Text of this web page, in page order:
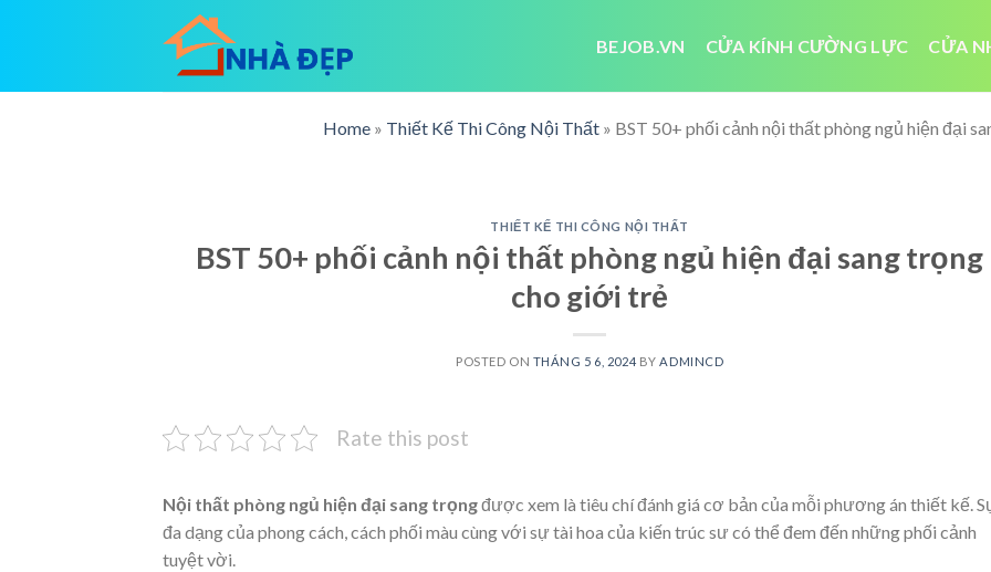
BEJOB.VN CỬA KÍNH CƯỜNG LỰC CỬA
Home » Thiết Kế Thi Công Nội Thất » BST 50+ phối cảnh nội thất phòng ngủ hiện đại
THIẾT KẾ THI CÔNG NỘI THẤT
BST 50+ phối cảnh nội thất phòng ngủ hiện đại sang trọng
cho giới trẻ
POSTED ON THÁNG 5 6, 2024 BYADMINCD
Rate this post
Nội thất phòng ngủ hiện đại sang trọngđược xem là tiêu chí đánh giá cơ bản của mỗi phương án thiết kế.
đa dạng của phong cách, cách phối màu cùng với sự tài hoa của kiến trúc sư có thể đem đến những phối cảnh
tuyệt vời.